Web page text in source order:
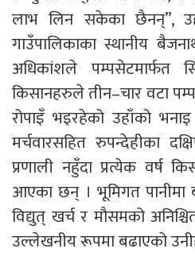
लाभ लिन सकेका छैनन्”,
गाउँपालिकाका स्थानीय
अधिकांशले पम्पसेटमार्फत
किसानहरुले तीन–चार वटा
रोपाइँ भइरहेको उहाँको
मर्चवारसहित रुपन्देहीका
प्रणाली नहुँदा प्रत्येक वर्ष
आएका छन् । भूमिगत पानीमा
विद्युत् खर्च र मौसमको
उल्लेखनीय रूपमा बढाएको